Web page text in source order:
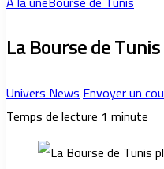
La Bourse de
Univers NewsEnvoyer un
Temps de lecture 1 minute